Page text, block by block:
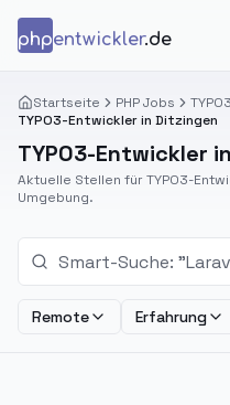
phpentwickler.de
Startseite PHP Jobs
TYPO3-Entwickler in Ditzingen
TYPO3-Entwickler
Aktuelle Stellen für TYPO3-
Umgebung.
Remote Erfahrung